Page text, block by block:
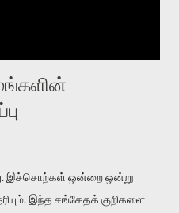
இச்சொற்கள் ஒன்றை ஒன்று
இந்த சங்கேதக் குறிகளை